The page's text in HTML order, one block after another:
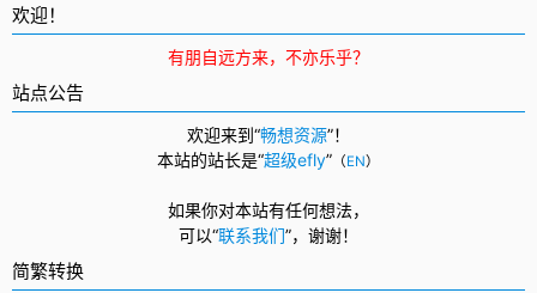
欢迎！
有朋自远方来，不亦乐乎？
站点公告
欢迎来到“畅想资源”！
本站的站长是“超级efly” （EN）
如果你对本站有任何想法，
可以“联系我们”， 谢谢！
简繁转换